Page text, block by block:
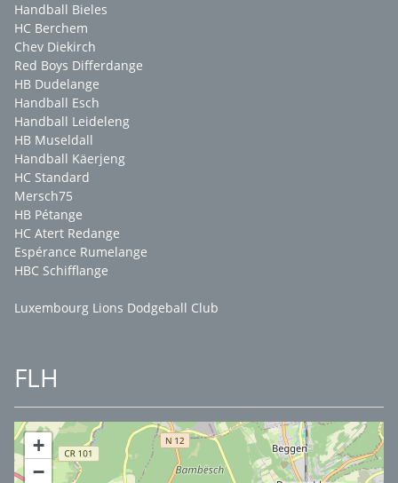
Handball Bieles
HC Berchem
Chev Diekirch
Red Boys Differdange
HB Dudelange
Handball Esch
Handball Leideleng
HB Museldall
Handball Käerjeng
HC Standard
Mersch75
HB Pétange
HC Atert Redange
Espérance Rumelange
HBC Schifflange
Luxembourg Lions Dodgeball Club
FLH
+
−